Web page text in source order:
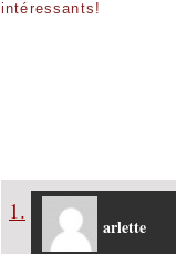
intéressants!
1.
arlette